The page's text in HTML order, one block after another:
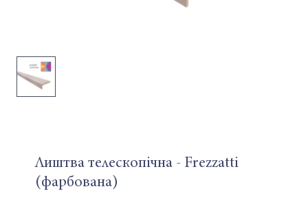
Лиштва телескопічна - Frezzatti
(фарбована)